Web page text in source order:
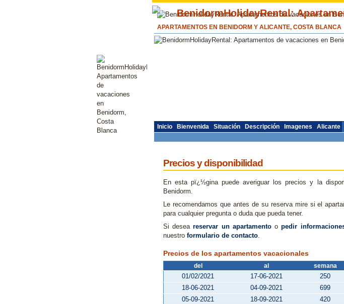
APARTAMENTOS EN BENIDORM Y ALICANTE, COSTA BLANCA
Precios y disponibilidad
En esta pï¿½gina puede averiguar los precios y la
Benidorm.
Le recomendamos que antes de su reserva mire si el
para cualquier pregunta o duda que pueda tener.
Si deseareservar un apartamentoopedir
nuestro formulario de contacto
Precios de los apartamentos vacacionales
del al semana
01/02/2021 17-06-2021 250
18-06-2021
04-09-2021 699
05-09-2021
18-09-2021 420
Inicio Bienvenida Situación Descripción Imagenes Alicante